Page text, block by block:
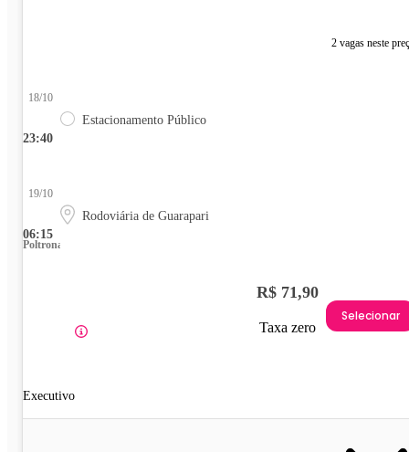
2 vagas neste
23:40
18/10
Estacionamento Público
06:15
19/10
Rodoviária de Guarapari
Poltrona
Executivo
R$ 71,90
Taxa zero
Selecionar